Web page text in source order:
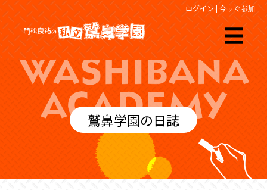
ログイン | 今すぐ参加
鷲鼻学園の日誌